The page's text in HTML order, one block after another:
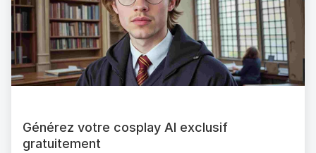
Générez votre cosplay AI exclusif
gratuitement